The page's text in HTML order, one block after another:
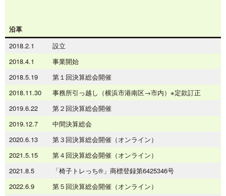
沿革
2018.2.1
設立
2018.4.1
事業開始
2018.5.19
第１回決算総会開催
2018.11.30
事務所引っ越し（横浜市港南区→市内）※定款訂正
2019.6.22
第２回決算総会開催
2019.12.7
中間決算総会
2020.6.13
第３回決算総会開催（オンライン）
2021.5.15
第４回決算総会開催（オンライン）
2021.8.5
「椅子トレっち®︎」商標登録第6425346号
2022.6.9
第５回決算総会開催（オンライン）